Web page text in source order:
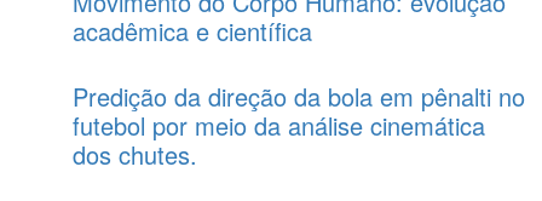
acadêmica e científica
Predição da direção da bola em pênalti no
futebol por meio da análise cinemática
dos chutes.